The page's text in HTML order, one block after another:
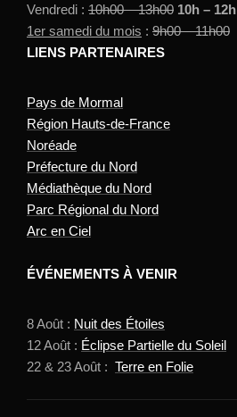
Vendredi : 10h00 – 13h00 10h – 12h
1er samedi du mois : 9h00 – 11h00
LIENS PARTENAIRES
Pays de Mormal
Région Hauts-de-France
Noréade
Préfecture du Nord
Médiathèque du Nord
Parc Régional du Nord
Arc en Ciel
ÉVÉNEMENTS À VENIR
8 Août : Nuit des Étoiles
12 Août : Éclipse Partielle du Soleil
22 & 23 Août : Terre en Folie